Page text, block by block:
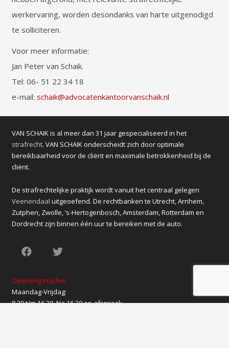
werkervaring, worden desondanks van harte uitgenodigd
te solliciteren.
Voor meer informatie:
Jan Peter van Schaik.
Tel: 06- 51 22 34 18
e-mail: schaik@advocatenkantoorvanschaik.nl
VAN SCHAIK is al meer dan 31 jaar gespecialiseerd in het
strafrecht. VAN SCHAIK onderscheidt zich door optimale
bereikbaarheid voor de cliënt en maximale betrokkenheid bij de
cliënt.
De strafrechtelijke praktijk wordt vanuit het centraal gelegen
Veenendaal uitgeoefend. De rechtbanken te Utrecht, Arnhem,
Zutphen, Zwolle, ’s-Hertogenbosch, Amsterdam, Rotterdam en
Dordrecht zijn binnen één uur te bereiken met de auto.
Openingstijden
Maandag-Vrijdag:
8.30 t/m 16.30. Na 16.30 op afspraak